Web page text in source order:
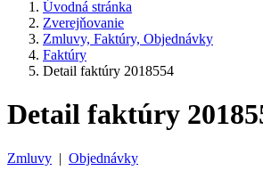
Úvodná stránka
Zverejňovanie
Zmluvy, Faktúry, Objednávky
Faktúry
Detail faktúry 2018554
Detail faktúry
Zmluvy | Objednávky